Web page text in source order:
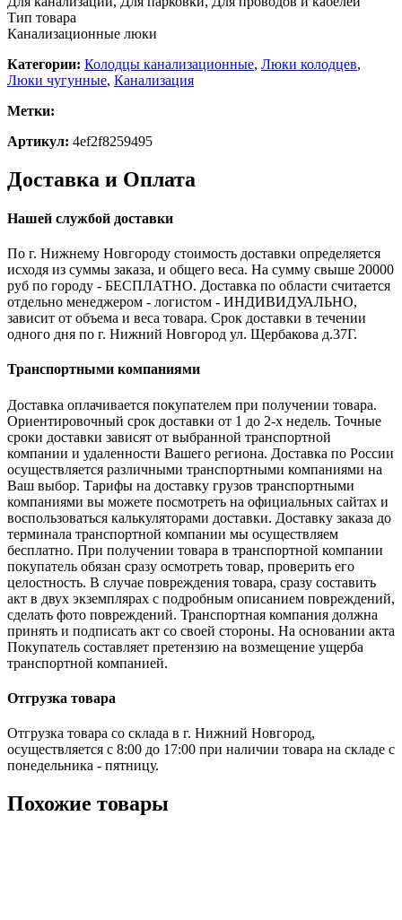
Тип товара
Канализационные люки
Категории: Колодцы канализационные, Люки колодцев,
Люки чугунные, Канализация
Метки:
Артикул: 4ef2f8259495
Доставка и Оплата
Нашей службой доставки
По г. Нижнему Новгороду стоимость доставки определяется
исходя из суммы заказа, и общего веса. На сумму свыше 20000
руб по городу - БЕСПЛАТНО. Доставка по области считается
отдельно менеджером - логистом - ИНДИВИДУАЛЬНО,
зависит от объема и веса товара. Срок доставки в течении
одного дня по г. Нижний Новгород ул. Щербакова д.37Г.
Транспортными компаниями
Доставка оплачивается покупателем при получении товара.
Ориентировочный срок доставки от 1 до 2-х недель. Точные
сроки доставки зависят от выбранной транспортной
компании и удаленности Вашего региона. Доставка по России
осуществляется различными транспортными компаниями на
Ваш выбор. Тарифы на доставку грузов транспортными
компаниями вы можете посмотреть на официальных сайтах и
воспользоваться калькуляторами доставки. Доставку заказа до
терминала транспортной компании мы осуществляем
бесплатно. При получении товара в транспортной компании
покупатель обязан сразу осмотреть товар, проверить его
целостность. В случае повреждения товара, сразу составить
акт в двух экземплярах с подробным описанием повреждений,
сделать фото повреждений. Транспортная компания должна
принять и подписать акт со своей стороны. На основании акта
Покупатель составляет претензию на возмещение ущерба
транспортной компанией.
Отгрузка товара
Отгрузка товара со склада в г. Нижний Новгород,
осуществляется с 8:00 до 17:00 при наличии товара на складе с
понедельника - пятницу.
Похожие товары